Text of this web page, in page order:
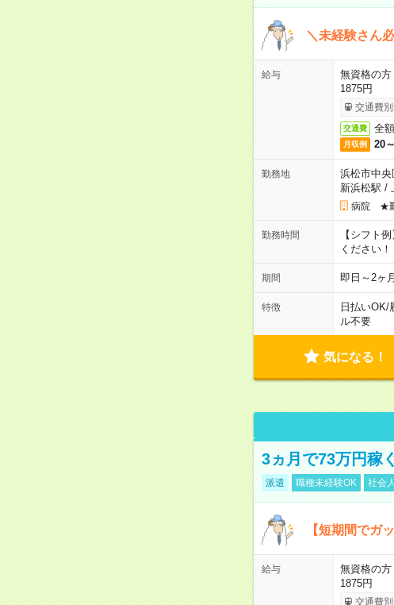
＼未経験さん
給与
無資格の
1875円
交通費
交通費 全
月収例 20
勤務地
浜松市中央
新浜松駅 /
病院 ★勤
勤務時間
【シフト
ください！
期間 即日～2ヶ
特徴 日払いOK/
ル不要
気になる！
3ヵ月で73万円稼
派遣 職種未経験OK 社会
【短期間でガ
給与
無資格の
1875円
交通費